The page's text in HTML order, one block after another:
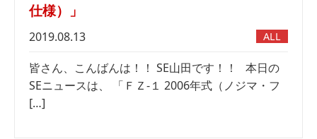
仕様）」
2019.08.13 ALL
皆さん、こんばんは！！ SE山田です！！ 本日の
SEニュースは、 「ＦＺ-１ 2006年式（ノジマ・フ
[…]